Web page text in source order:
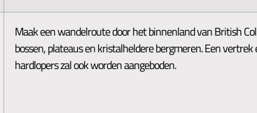
Maak een wandelroute door het binnenland van British
bossen, plateaus en kristalheldere bergmeren. Een
hardlopers zal ook worden aangeboden.